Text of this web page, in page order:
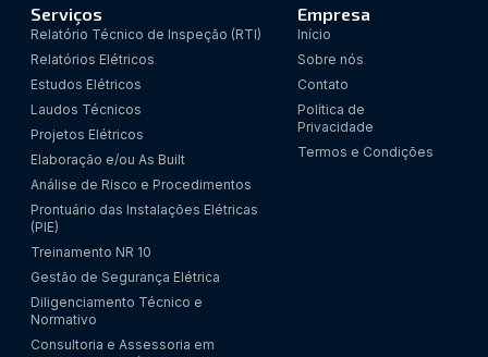
Serviços
Relatório Técnico de Inspeção (RTI)
Relatórios Elétricos
Estudos Elétricos
Laudos Técnicos
Projetos Elétricos
Elaboração e/ou As Built
Análise de Risco e Procedimentos
Prontuário das Instalações Elétricas
(PIE)
Treinamento NR 10
Gestão de Segurança Elétrica
Diligenciamento Técnico e
Normativo
Consultoria e Assessoria em
Empresa
Início
Sobre nós
Contato
Política de
Privacidade
Termos e Condições